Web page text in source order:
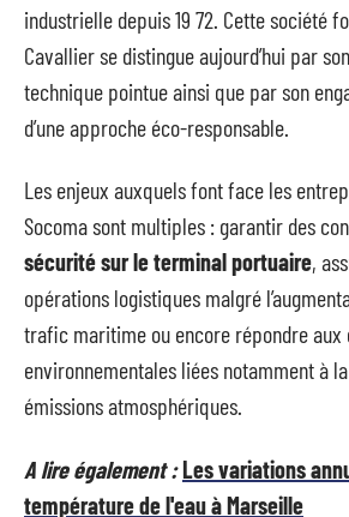
industrielle depuis 19 72. Cette société
Cavallier se distingue aujourd’hui par
technique pointue ainsi que par son
d’une approche éco-responsable.
Les enjeux auxquels font face les
Socoma sont multiples : garantir des
sécurité sur le terminal portuaire,
opérations logistiques malgré
trafic maritime ou encore répondre aux
environnementales liées notamment à
émissions atmosphériques.
A lire également :Les variations
température de l'eau à Marseille